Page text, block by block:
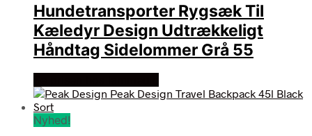
Hundetransporter Rygsæk Til
Kæledyr Design Udtrækkeligt
Håndtag Sidelommer Grå 55
Nyhed!